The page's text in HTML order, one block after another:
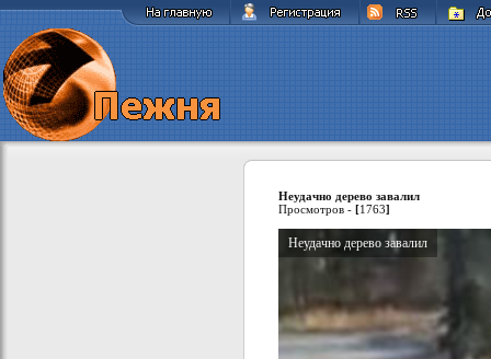
Неудачно дерево завалил
Просмотров - [1763]
Неудачно дерево завалил